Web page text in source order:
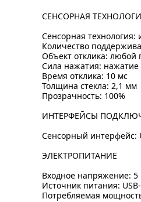
СЕНСОРНАЯ
Сенсорная технология:
Количество
Объект отклика:
Сила нажатия: нажатие
Время отклика: 10 мс
Толщина стекла: 2,1 мм
Прозрачность: 100%
ИНТЕРФЕЙСЫ
Сенсорный интерфейс:
ЭЛЕКТРОПИТАНИЕ
Входное напряжение: 5
Источник питания:
Потребляемая